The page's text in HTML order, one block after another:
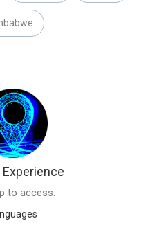
Experience
to access: